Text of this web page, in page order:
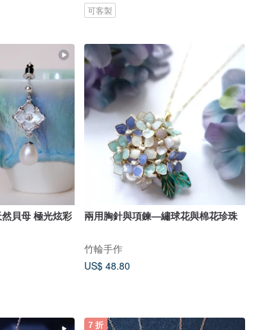
可客製
貝母 極光炫彩
兩用胸針與項鍊—繡球花與棉花珍珠
竹輪手作
US$ 48.80
7 折